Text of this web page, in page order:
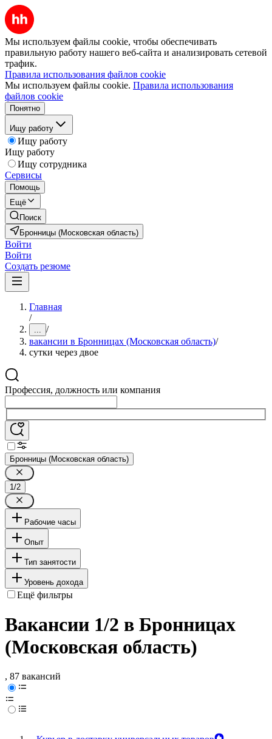
Мы используем файлы cookie, чтобы обеспечивать
правильную работу нашего веб-сайта и анализировать сетевой
трафик.
Правила использования файлов cookie
Мы используем файлы cookie. Правила использования
файлов cookie
Понятно
Ищу работу
Ищу работу
Ищу работу
Ищу сотрудника
Сервисы
Помощь
Ещё
Поиск
Бронницы (Московская область)
Войти
Войти
Создать резюме
Главная
/
... /
вакансии в Бронницах (Московская область)/
сутки через двое
Профессия, должность или компания
Бронницы (Московская область)
1/2
Рабочие часы
Опыт
Тип занятости
Уровень дохода
Ещё фильтры
Вакансии 1/2 в Бронницах
(Московская область)
, 87 вакансий